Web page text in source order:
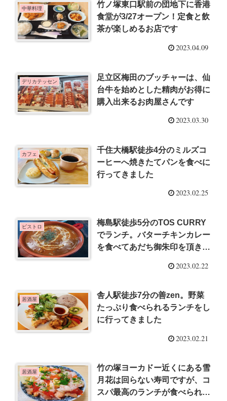
中華料理
竹ノ塚東口駅前の団地下に香港
食堂が3/27オープン！定食と飲
茶が楽しめるお店です
2023.04.09
デリカテッセン
足立区梅田のブッチャーは、仙
台牛を始めとした精肉がお得に
購入出来るお肉屋さんです
2023.03.30
カフェ
千住大橋駅徒歩4分のミルズコ
ーヒーへ焼きたてパンを食べに
行ってきました
2023.02.25
ビストロ
梅島駅徒歩5分のTOS CURRY
でランチ。バターチキンカレー
を食べてあだち御朱印を頂きま
2023.02.22
居酒屋
舎人駅徒歩7分の善zen。野菜
たっぷり食べられるランチをし
に行ってきました
2023.02.21
居酒屋
竹の塚ヨーカドー近くにある雪
月花は回らない寿司ですが、コ
スパ最高のランチが食べられま